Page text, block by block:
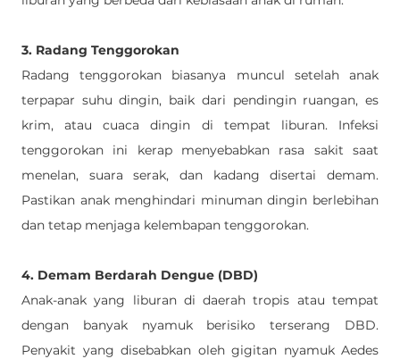
3. Radang Tenggorokan
Radang tenggorokan biasanya muncul setelah anak
terpapar suhu dingin, baik dari pendingin ruangan, es
krim, atau cuaca dingin di tempat liburan. Infeksi
tenggorokan ini kerap menyebabkan rasa sakit saat
menelan, suara serak, dan kadang disertai demam.
Pastikan anak menghindari minuman dingin berlebihan
dan tetap menjaga kelembapan tenggorokan.
4. Demam Berdarah Dengue (DBD)
Anak-anak yang liburan di daerah tropis atau tempat
dengan banyak nyamuk berisiko terserang DBD.
Penyakit yang disebabkan oleh gigitan nyamuk Aedes